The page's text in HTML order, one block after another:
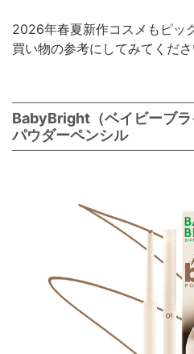
2026年春夏新作コスメもピッ
買い物の参考にしてみてくだ
BabyBright（ベイビーブ
パウダーペンシル